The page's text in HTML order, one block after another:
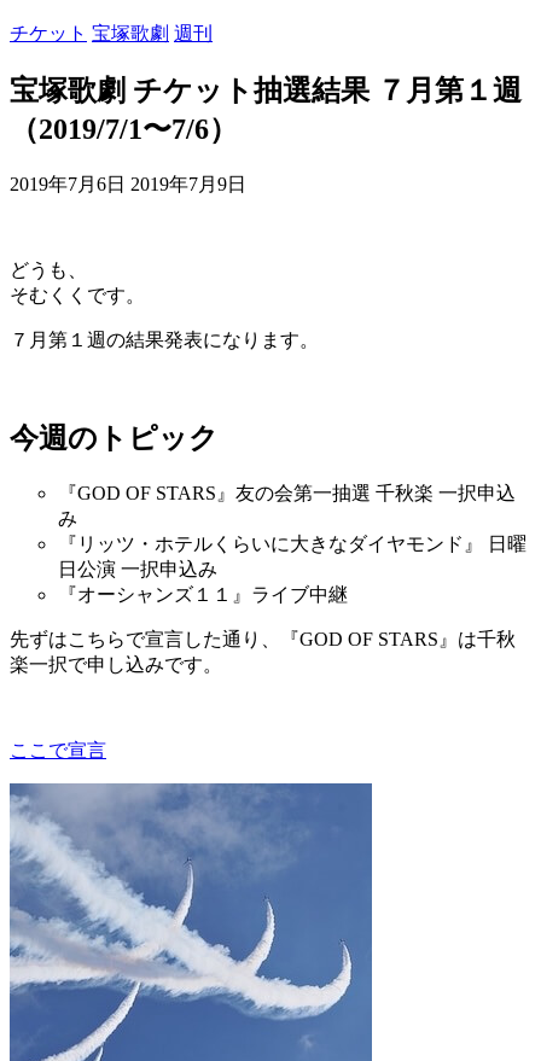
チケット 宝塚歌劇 週刊
宝塚歌劇 チケット抽選結果 ７月第１週
（2019/7/1〜7/6）
2019年7月6日 2019年7月9日
どうも、
そむくくです。
７月第１週の結果発表になります。
今週のトピック
『GOD OF STARS』友の会第一抽選 千秋楽 一択申込
み
『リッツ・ホテルくらいに大きなダイヤモンド』 日曜
日公演 一択申込み
『オーシャンズ１１』ライブ中継
先ずはこちらで宣言した通り、『GOD OF STARS』は千秋
楽一択で申し込みです。
ここで宣言